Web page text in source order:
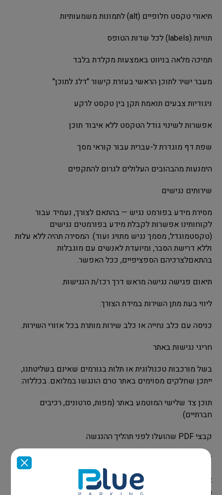
תיאורי טקסט חלופיים (alt) לתמונות משמעותיות
תוויות (labels) לכל שדות הטופס
תמיכה מלאה בניווט באמצעות מקלדת בלבד
מעבר ישיר לתוכן הראשי בעזרת קישור "דלג לתוכן"
ניגודיות צבעים תואמת תקן בין טקסט לרקע
אפשרות לשינוי גודל הטקסט ללא איבוד תוכן
שפת דף מוגדרת ל-עברית עבור קוראי מסך
הימנעות מהבהובים העלולים לגרום להתקפים
שירותים נגישים
מסירת מידע בפורמט נגיש — בהתאם לצורך, נעמיד עבור
לקוחותינו אפשרות לקבלת מידע בפורמטים נגישים
(טקסטמוגדל, מסמך נגיש מתויג ועוד). המסירה תהיה ללא עלות
וללא דרישת הסבר, ומיועדת לאנשים עם מוגבלות
בהתאםלצרכיהם הספציפיים, ככל האפשר.
תיאום פגישה נגישה מראש דרך רכז/ת הנגישות.
ליווי בעת מתן השירות במידת הצורך.
כניסה עם כלב נחייה או כלב שירות מותרת בכל אזורי השירות.
חריגי נגישות באתר
בשל מורכבות טכנולוגית או תלות בגורמים שאינם בשליטתנו,
ייתכן שחלקים מסוימים באתר טרם הונגשו במלואם. בכללזה:
תוכן צד שלישי המוטמע באתר (מפות, סרטונים, רכיבים
חברתיים)
קבצי PDF שהועלו לפני תהליך ההנגשה
דפים ותתי-מערכות בתהליך עדכון
אנו פועלים באופן רציף לאיתור ותיקון של חריגים אלה. בכל
מקרה — ניתן לפנות לרכז/ת הנגישות שלנו (ראו פרטיםבהמשך)